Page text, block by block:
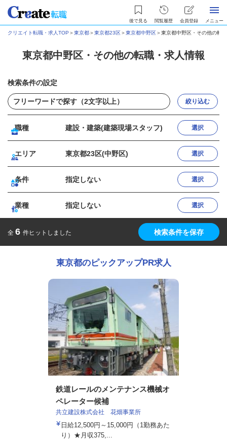
後で見る 閲覧履歴 会員登録 メニュー
クリエイト転職・求人TOP ＞東京都＞東京都23区＞東京都中野区＞東京都中野区・その他の転
東京都中野区・その他の転職・求人情報
検索条件の設定
絞り込む
職種 建設・建築(建築現場スタッフ) 選択
エリア 東京都23区(中野区) 選択
条件 指定しない 選択
業種 指定しない 選択
全 6 件ヒットしました 検索条件を保存
東京都のピックアップPR求人
鉄道レールのメンテナンス機械オ
ペレーター候補
共立建設株式会社 花畑事業所
日給12,500円～15,000円（1勤務あた
り）★月収375,...